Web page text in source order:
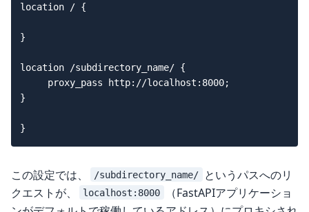
location / {
}
location /subdirectory_name/ {
     proxy_pass http://localhost:8000;
}
この設定では、 /subdirectory_name/
というパスへのリ
クエストが、
localhost:8000
（FastAPIアプリケーショ